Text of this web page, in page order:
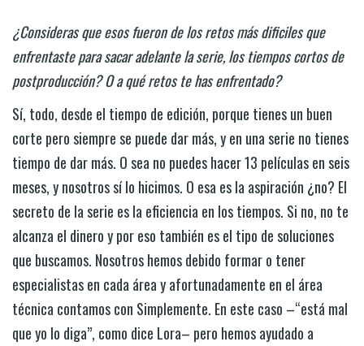
¿Consideras que esos fueron de los retos más dificiles que
enfrentaste para sacar adelante la serie, los tiempos cortos de
postproducción? O a qué retos te has enfrentado?
Sí, todo, desde el tiempo de edición, porque tienes un buen
corte pero siempre se puede dar más, y en una serie no tienes
tiempo de dar más. O sea no puedes hacer 13 películas en seis
meses, y nosotros sí lo hicimos. O esa es la aspiración ¿no? El
secreto de la serie es la eficiencia en los tiempos. Si no, no te
alcanza el dinero y por eso también es el tipo de soluciones
que buscamos. Nosotros hemos debido formar o tener
especialistas en cada área y afortunadamente en el área
técnica contamos con Simplemente. En este caso –“está mal
que yo lo diga”, como dice Lora– pero hemos ayudado a